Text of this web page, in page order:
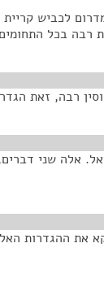
לכביש
רבה בכל
רבה, זאת
אלה שני
את ההגדרות